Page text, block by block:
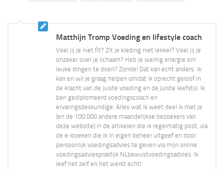
Matthijn Tromp Voeding en lifestyle coach
Voel jij je niet fit? Zit je kleding niet lekker? Voel jij je
onzeker over je lichaam? Heb je weinig energie om
leuke dingen te doen? Zonde! Dat kan echt anders. Ik
kan en wil je graag helpen omdat ik oprecht geloof in
de kracht van de juiste voeding en de juiste leefstijl. Ik
ben gediplomeerd voedingscoach en
ervaringsdeskundige. Alles wat ik weet deel ik met je
(en de 100.000 andere maandelijkse bezoekers van
deze website) in de artikelen die ik regelmatig post, via
de e-boeken die ik in eigen beheer uitgeef en door
persoonlijk voedingsadvies te geven via mijn online
voedingsadviespraktijk NLbewustvoedingsadvies. Ik
leef het zelf en het werkt echt!